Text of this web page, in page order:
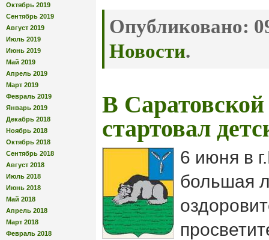
Октябрь 2019
Сентябрь 2019
Август 2019
Июль 2019
Июнь 2019
Май 2019
Апрель 2019
Март 2019
Февраль 2019
Январь 2019
Декабрь 2018
Ноябрь 2018
Октябрь 2018
Сентябрь 2018
Август 2018
Июль 2018
Июнь 2018
Май 2018
Апрель 2018
Март 2018
Февраль 2018
Опубликовано:
Новости.
В Саратовской
стартовал
6 июня в
большая